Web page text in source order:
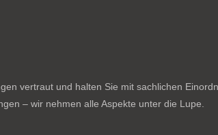
vertraut und halten Sie mit sachlichen
– wir nehmen alle Aspekte unter die Lupe.